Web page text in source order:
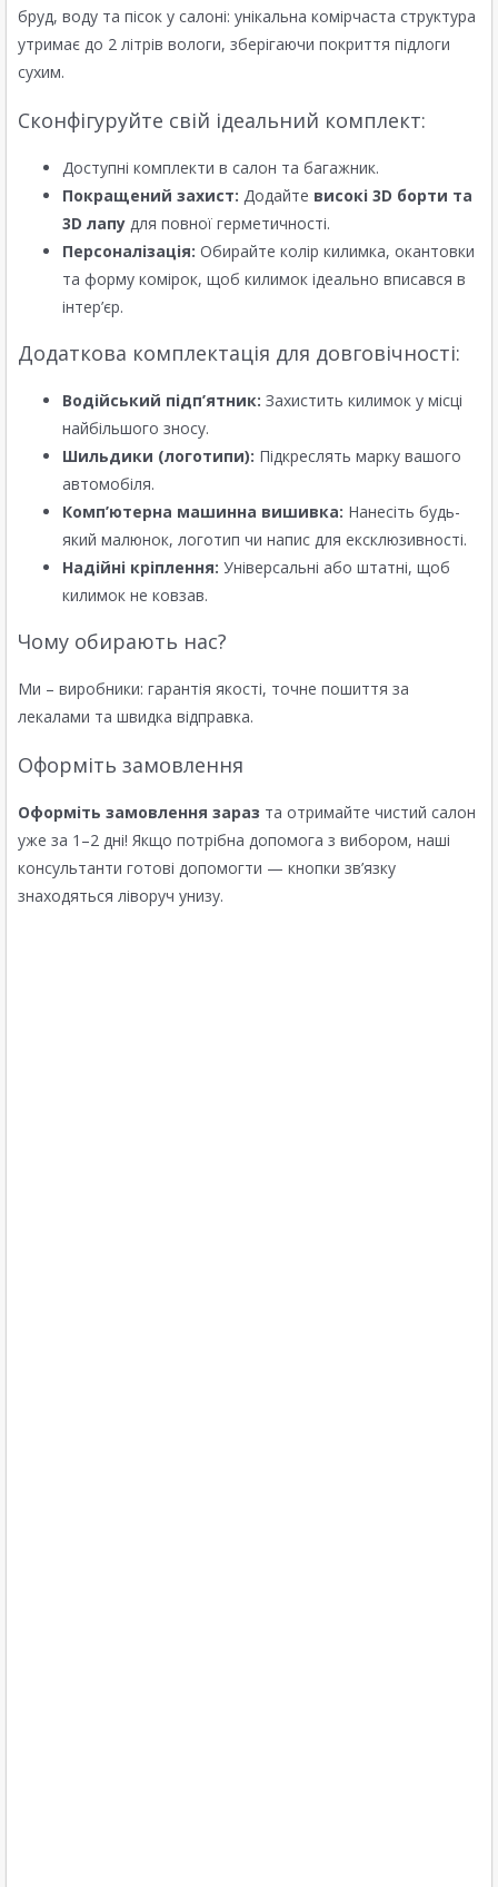
бруд, воду та пісок у салоні: унікальна комірчаста структура
утримає до 2 літрів вологи, зберігаючи покриття підлоги
сухим.
Сконфігуруйте свій ідеальний комплект:
Доступні комплекти в салон та багажник.
Покращений захист: Додайте високі 3D борти та
3D лапу для повної герметичності.
Персоналізація: Обирайте колір килимка, окантовки
та форму комірок, щоб килимок ідеально вписався в
інтер’єр.
Додаткова комплектація для довговічності:
Водійський підп’ятник: Захистить килимок у місці
найбільшого зносу.
Шильдики (логотипи): Підкреслять марку вашого
автомобіля.
Комп’ютерна машинна вишивка: Нанесіть будь-
який малюнок, логотип чи напис для ексклюзивності.
Надійні кріплення: Універсальні або штатні, щоб
килимок не ковзав.
Чому обирають нас?
Ми – виробники: гарантія якості, точне пошиття за
лекалами та швидка відправка.
Оформіть замовлення
Оформіть замовлення зараз та отримайте чистий салон
уже за 1–2 дні! Якщо потрібна допомога з вибором, наші
консультанти готові допомогти — кнопки зв’язку
знаходяться ліворуч унизу.